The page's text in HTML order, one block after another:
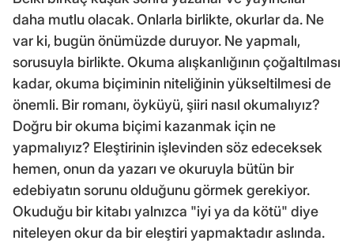
daha mutlu olacak. Onlarla birlikte, okurlar da. Ne
var ki, bugün önümüzde duruyor. Ne yapmalı,
sorusuyla birlikte. Okuma alışkanlığının çoğaltılması
kadar, okuma biçiminin niteliğinin yükseltilmesi de
önemli. Bir romanı, öyküyü, şiiri nasıl okumalıyız?
Doğru bir okuma biçimi kazanmak için ne
yapmalıyız? Eleştirinin işlevinden söz edeceksek
hemen, onun da yazarı ve okuruyla bütün bir
edebiyatın sorunu olduğunu görmek gerekiyor.
Okuduğu bir kitabı yalnızca "iyi ya da kötü" diye
niteleyen okur da bir eleştiri yapmaktadır aslında.